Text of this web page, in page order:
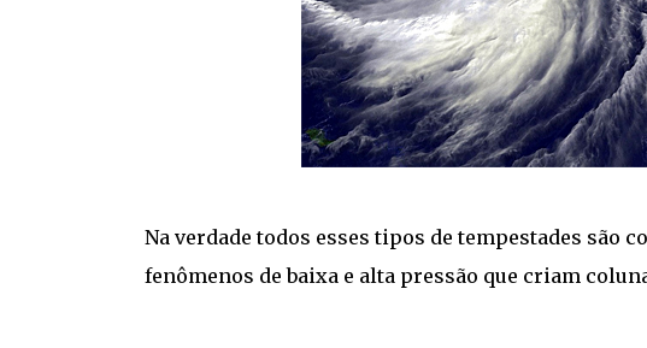
Na verdade todos esses tipos de tempestades são
fenômenos de baixa e alta pressão que criam